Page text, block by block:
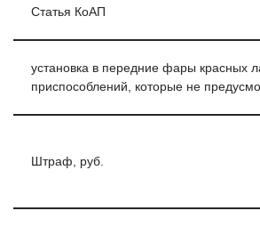
Статья КоАП
установка в передние фары красных
приспособлений, которые не
Штраф, руб.